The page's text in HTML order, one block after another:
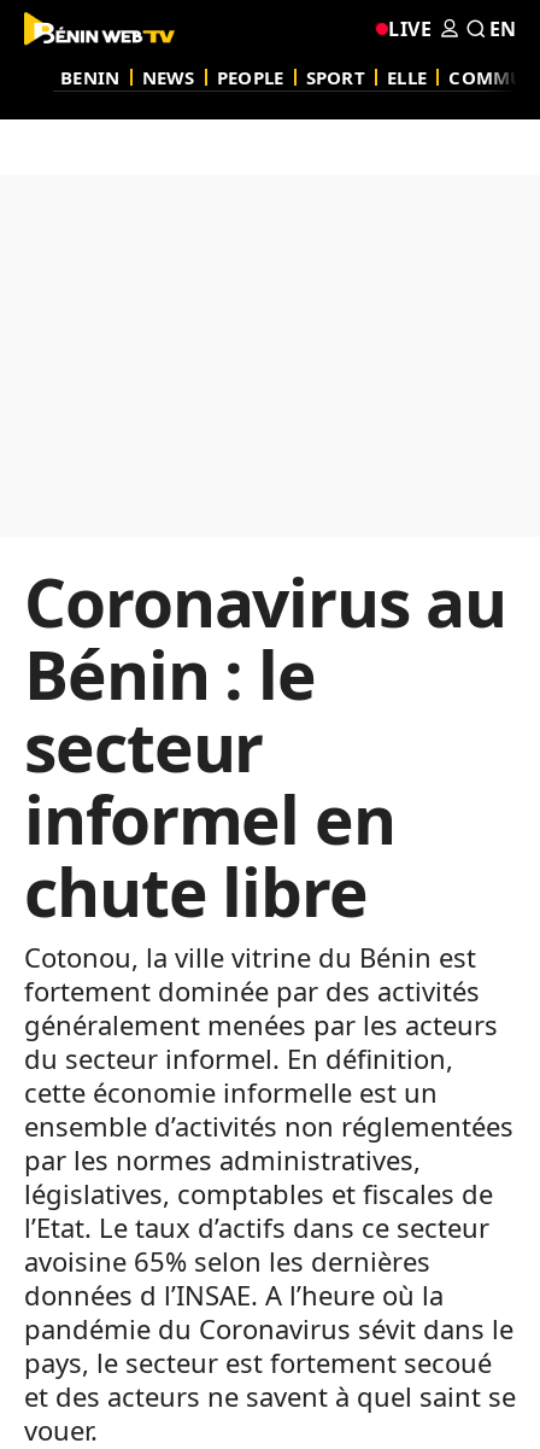
BENIN NEWS PEOPLE SPORT ELLE
LIVE EN
Coronavirus au
Bénin : le
secteur
informel en
chute libre
Cotonou, la ville vitrine du Bénin est
fortement dominée par des activités
généralement menées par les acteurs
du secteur informel. En définition,
cette économie informelle est un
ensemble d’activités non réglementées
par les normes administratives,
législatives, comptables et fiscales de
l’Etat. Le taux d’actifs dans ce secteur
avoisine 65% selon les dernières
données d l’INSAE. A l’heure où la
pandémie du Coronavirus sévit dans le
pays, le secteur est fortement secoué
et des acteurs ne savent à quel saint se
vouer.